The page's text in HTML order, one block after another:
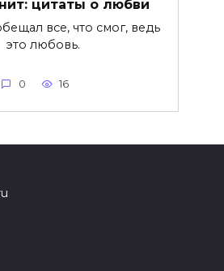
цитаты о любви
все, что смог, ведь
это любовь.
0 16